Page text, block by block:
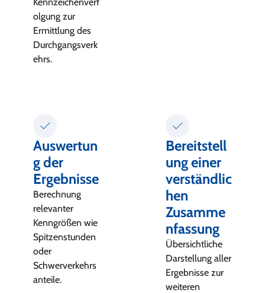
olgung zur
Ermittlung des
Durchgangsverk
ehrs.
Auswertun
g der
Ergebnisse
Berechnung
relevanter
Kenngrößen wie
Spitzenstunden
oder
Schwerverkehrs
anteile.
Bereitstell
ung einer
verständlic
hen
Zusamme
nfassung
Übersichtliche
Darstellung aller
Ergebnisse zur
weiteren